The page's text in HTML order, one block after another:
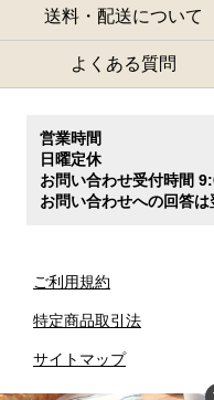
送料・配送について
よくある質問
営業時間
日曜定休
お問い合わせ受付時間
お問い合わせへの回答は
ご利用規約
特定商品取引法
サイトマップ